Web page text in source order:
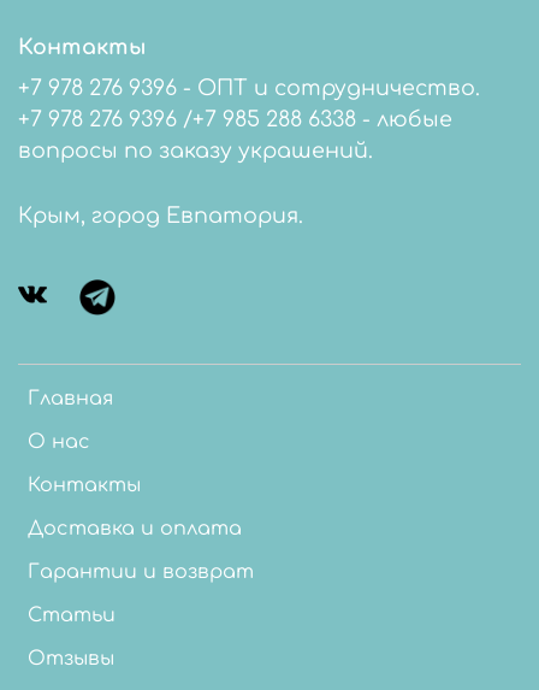
Главная
О нас
Контакты
Доставка и оплата
Гарантии и возврат
Статьи
Отзывы
Контакты
+7 978 276 9396 - ОПТ и сотрудничество.
+7 978 276 9396 /+7 985 288 6338 - любые
вопросы по заказу украшений.
Крым, город Евпатория.